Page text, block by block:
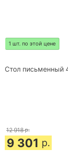
1 шт. по этой цене
Стол письменный
12 918 р.
9 301 р.